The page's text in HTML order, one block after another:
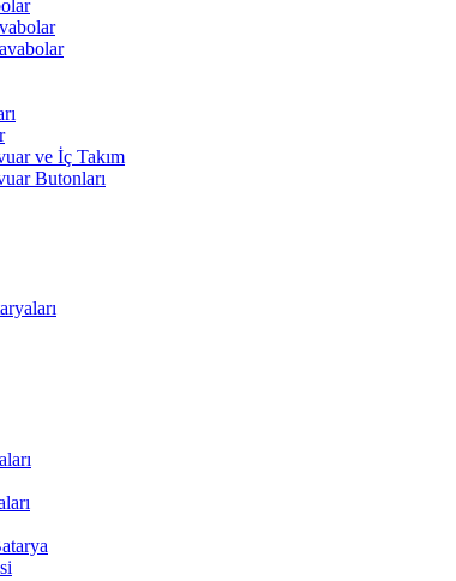
ve İç Takım
Butonları